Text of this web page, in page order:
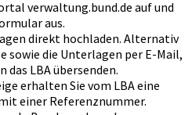
verwaltung.bund.de auf und
aus.
direkt hochladen. Alternativ
sowie die Unterlagen per E-Mail,
das LBA übersenden.
erhalten Sie vom LBA eine
einer Referenznummer.